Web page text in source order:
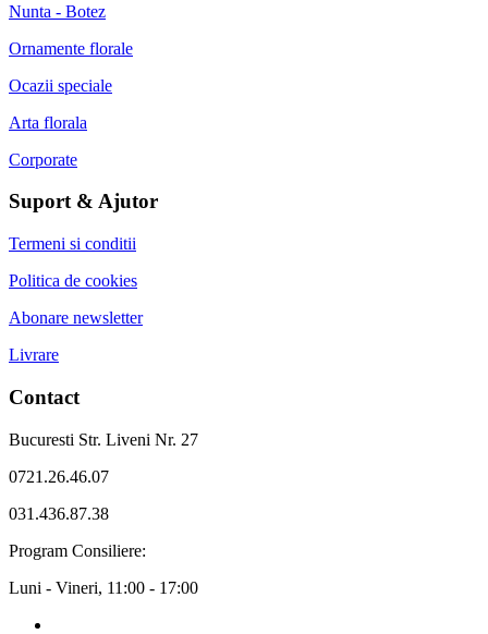
Nunta - Botez
Ornamente florale
Ocazii speciale
Arta florala
Corporate
Suport & Ajutor
Termeni si conditii
Politica de cookies
Abonare newsletter
Livrare
Contact
Bucuresti Str. Liveni Nr. 27
0721.26.46.07
031.436.87.38
Program Consiliere:
Luni - Vineri, 11:00 - 17:00